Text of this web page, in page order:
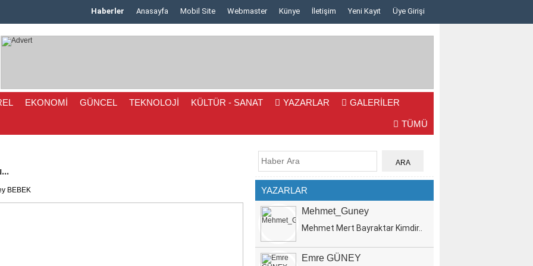
Haberler Anasayfa Mobil Site Webmaster Künye İletişim Yeni Kayıt Üye Girişi
EKONOMİ GÜNCEL TEKNOLOJİ KÜLTÜR - SANAT YAZARLAR GALERİLER
TÜMÜ
BEBEK YAZARLAR
Mehmet_Guney
Mehmet Mert Bayraktar Kimdir..
Emre GÜNEY